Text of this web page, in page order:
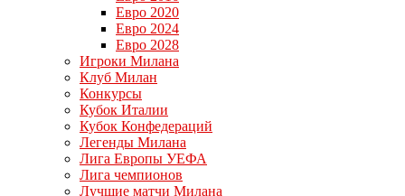
Евро 2020
Евро 2024
Евро 2028
Игроки Милана
Клуб Милан
Конкурсы
Кубок Италии
Кубок Конфедераций
Легенды Милана
Лига Европы УЕФА
Лига чемпионов
Лучшие матчи Милана